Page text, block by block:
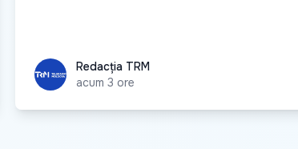
Redacția TRM
Redacția TRM
acum 3 ore